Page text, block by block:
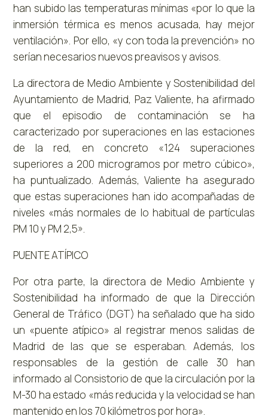
han subido las temperaturas mínimas «por lo que la
inmersión térmica es menos acusada, hay mejor
ventilación». Por ello, «y con toda la prevención» no
serían necesarios nuevos preavisos y avisos.
La directora de Medio Ambiente y Sostenibilidad del
Ayuntamiento de Madrid, Paz Valiente, ha afirmado
que el episodio de contaminación se ha
caracterizado por superaciones en las estaciones
de la red, en concreto «124 superaciones
superiores a 200 microgramos por metro cúbico»,
ha puntualizado. Además, Valiente ha asegurado
que estas superaciones han ido acompañadas de
niveles «más normales de lo habitual de partículas
PM 10 y PM 2,5».
PUENTE ATÍPICO
Por otra parte, la directora de Medio Ambiente y
Sostenibilidad ha informado de que la Dirección
General de Tráfico (DGT) ha señalado que ha sido
un «puente atípico» al registrar menos salidas de
Madrid de las que se esperaban. Además, los
responsables de la gestión de calle 30 han
informado al Consistorio de que la circulación por la
M-30 ha estado «más reducida y la velocidad se han
mantenido en los 70 kilómetros por hora».